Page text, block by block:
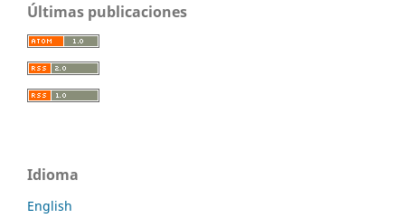
Últimas publicaciones
Idioma
English